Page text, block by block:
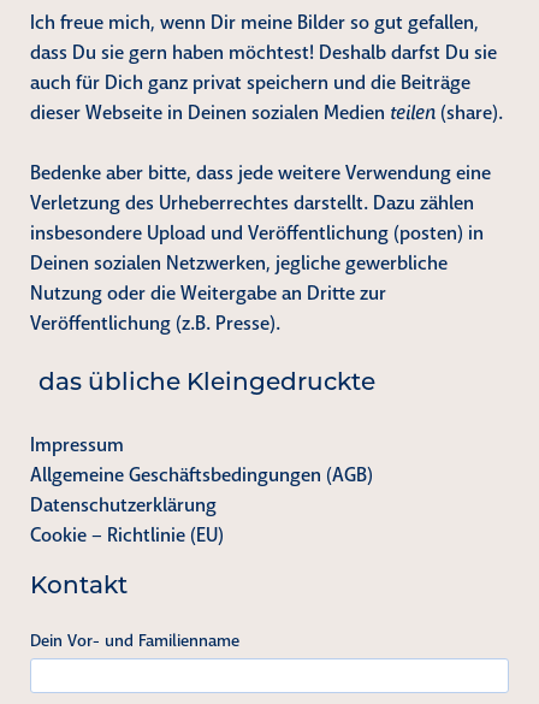
Ich freue mich, wenn Dir meine Bilder so gut gefallen,
dass Du sie gern haben möchtest! Deshalb darfst Du sie
auch für Dich ganz privat speichern und die Beiträge
dieser Webseite in Deinen sozialen Medien teilen (share).
Bedenke aber bitte, dass jede weitere Verwendung eine
Verletzung des Urheberrechtes darstellt. Dazu zählen
insbesondere Upload und Veröffentlichung (posten) in
Deinen sozialen Netzwerken, jegliche gewerbliche
Nutzung oder die Weitergabe an Dritte zur
Veröffentlichung (z.B. Presse).
das übliche Kleingedruckte
Impressum
Allgemeine Geschäftsbedingungen (AGB)
Datenschutzerklärung
Cookie – Richtlinie (EU)
Kontakt
Dein Vor- und Familienname